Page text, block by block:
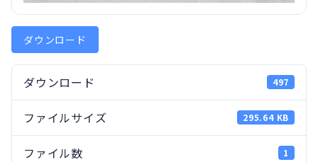
ダウンロード
ダウンロード 497
ファイルサイズ 295.64 KB
ファイル数 1